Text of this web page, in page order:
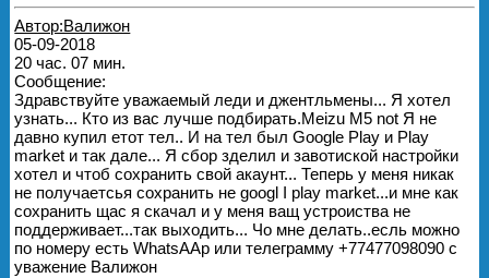
Автор:Валижон
05-09-2018
20 час. 07 мин.
Сообщение:
Здравствуйте уважаемый леди и джентльмены... Я хотел
узнать... Кто из вас лучше подбирать.Meizu M5 not Я не
давно купил етот тел.. И на тел был Google Play и Play
market и так дале... Я сбор зделил и завотиской настройки
хотел и чтоб сохранить свой акаунт... Теперь у меня никак
не получаетсья сохранить не googl I play market...и мне как
сохранить щас я скачал и у меня ващ устроиства не
поддерживает...так выходить... Чо мне делать..есль можно
по номеру есть WhatsAAp или телеграмму +77477098090 с
уважение Валижон